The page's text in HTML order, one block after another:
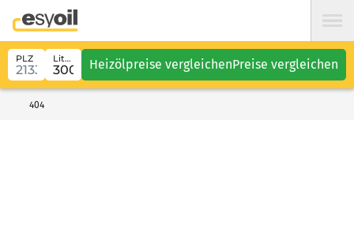
PLZ Liter Heizölpreise vergleichenPreise vergleichen
404